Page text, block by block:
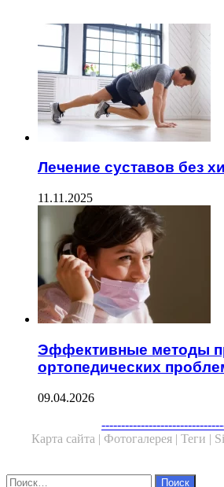
Лечение суставов без
11.11.2025
Эффективные методы
ортопедических
09.04.2026
Карта сайта | Фотогалерея | Теги |
Close
Найти: